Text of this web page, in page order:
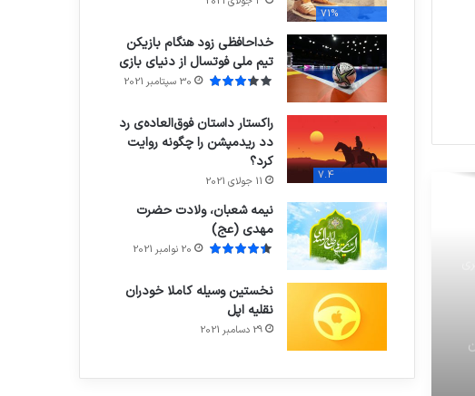
71%
خداحافظی زود هنگام بازیکن
تیم ملی فوتسال از دنیای بازی
30 سپتامبر 2021
7.4
راکستار داستان فوق‌العاده‌ی رد
دد ریدمپشن را چگونه روایت
کرد؟
11 جولای 2021
نیمه شعبان، ولادت حضرت
مهدی (عج)
20 نوامبر 2021
نخستین وسیله کاملا خودران
نقلیه اپل
29 دسامبر 2021